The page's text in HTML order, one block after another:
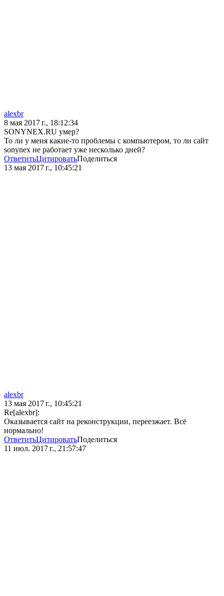
alexbr
8 мая 2017 г., 18:12:34
SONYNEX.RU умер?
То ли у меня какие-то проблемы с компьютером, то ли сайт
sonynex не работает уже несколько дней?
ОтветитьЦитироватьПоделиться
13 мая 2017 г., 10:45:21
alexbr
13 мая 2017 г., 10:45:21
Re[alexbr]:
Оказывается сайт на реконструкции, переезжает. Всё
нормально!
ОтветитьЦитироватьПоделиться
11 июл. 2017 г., 21:57:47